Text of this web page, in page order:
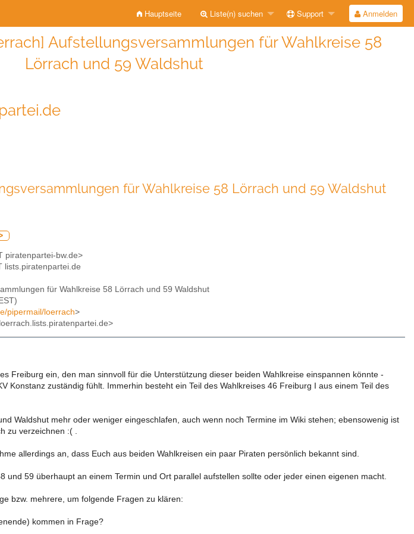
Hauptseite Liste(n) suchen Support Anmelden
Aufstellungsversammlungen für Wahlkreise 58
Lörrach und 59 Waldshut
für Wahlkreise 58 Lörrach und 59 Waldshut
piratenpartei-bw.de>
lists.piratenpartei.de
für Wahlkreise 58 Lörrach und 59 Waldshut
pipermail/loerrach>
Freiburg ein, den man sinnvoll für die Unterstützung dieser beiden Wahlkreise einspannen könnte -
Konstanz zuständig fühlt. Immerhin besteht ein Teil des Wahlkreises 46 Freiburg I aus einem Teil des
Waldshut mehr oder weniger eingeschlafen, auch wenn noch Termine im Wiki stehen; ebensowenig ist
zu verzeichnen :( .
allerdings an, dass Euch aus beiden Wahlkreisen ein paar Piraten persönlich bekannt sind.
und 59 überhaupt an einem Termin und Ort parallel aufstellen sollte oder jeder einen eigenen macht.
bzw. mehrere, um folgende Fragen zu klären:
kommen in Frage?